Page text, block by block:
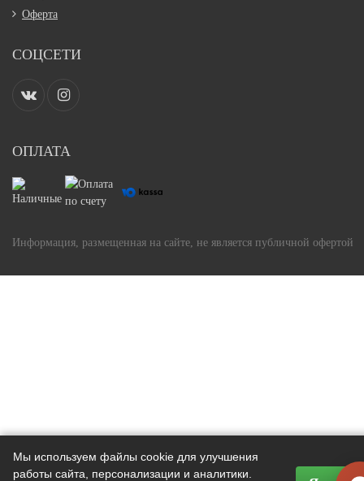
Оферта
СОЦСЕТИ
ОПЛАТА
Информация, размещенная на сайте, не является публичной офертой
Мы используем файлы cookie для улучшения
работы сайта, персонализации и аналитики.